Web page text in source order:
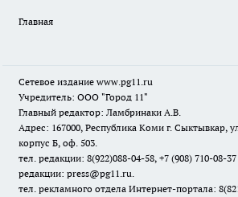
Главная
Сетевое издание www.pg11.ru
Учредитель: ООО "Город 11"
Главный редактор: Ламбринаки А.В.
Адрес: 167000, Республика Коми г. Сыктывкар,
корпус Б, оф. 503.
тел. редакции: 8(922)088-04-58, +7 (908) 710-08-37
редакции: press@pg11.ru.
тел. рекламного отдела Интернет-портала: